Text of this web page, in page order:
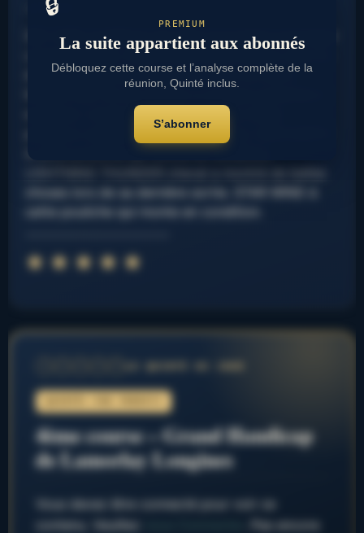
🔒
PREMIUM
La suite appartient aux abonnés
Débloquez cette course et l’analyse complète de la
réunion, Quinté inclus.
S’abonner
……………
SKY SUN conditions de piste pourraient avantager
certains profils. STAR STAR forme du jour sera un
élément déterminant pour le choix du favori.
MOON FIRE fils de (valeur) a un beau potentiel à
exploiter. L’analyse de cette course révèle
plusieurs candidatures intéressantes. SUN EARTH
à cette pouliche qui monte en condition.
choses lors de sa dernière sortie. STAR WIND à
cette pouliche qui monte en condition.
⭐⭐⭐⭐⭐
4ème course – Grand Handicap
de Lamorlay Longines
Vous devez être connecté pour voir ce
contenu. Veuillez
. Pas encore